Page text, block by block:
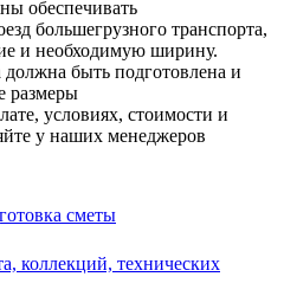
обеспечивать
большегрузного транспорта,
и необходимую ширину.
должна быть подготовлена и
размеры
условиях, стоимости и
у наших менеджеров
сметы
коллекций, технических